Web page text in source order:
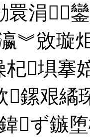
睘涓
︾敓璇
埧搴
鏍艰繘
ず鏃